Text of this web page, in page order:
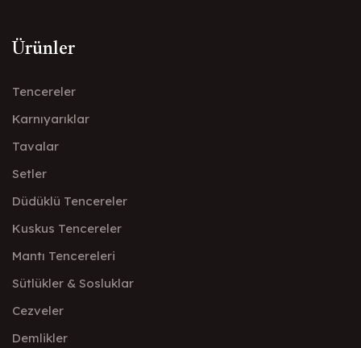
Ürünler
Tencereler
Karnıyarıklar
Tavalar
Setler
Düdüklü Tencereler
Kuskus Tencereler
Mantı Tencereleri
Sütlükler & Sosluklar
Cezveler
Demlikler